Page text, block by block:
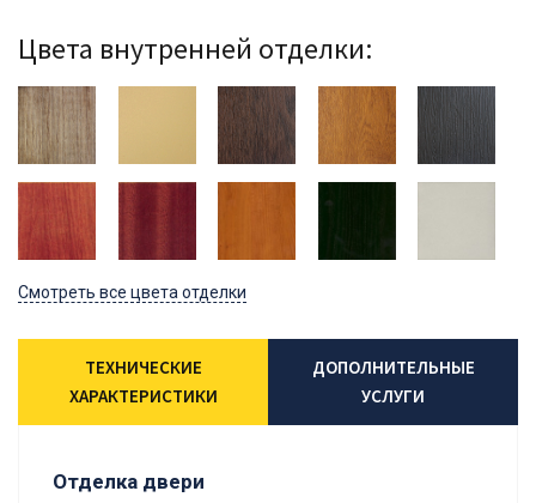
Цвета внутренней отделки:
Смотреть все цвета отделки
ТЕХНИЧЕСКИЕ
ХАРАКТЕРИСТИКИ
ДОПОЛНИТЕЛЬНЫЕ
УСЛУГИ
Отделка двери